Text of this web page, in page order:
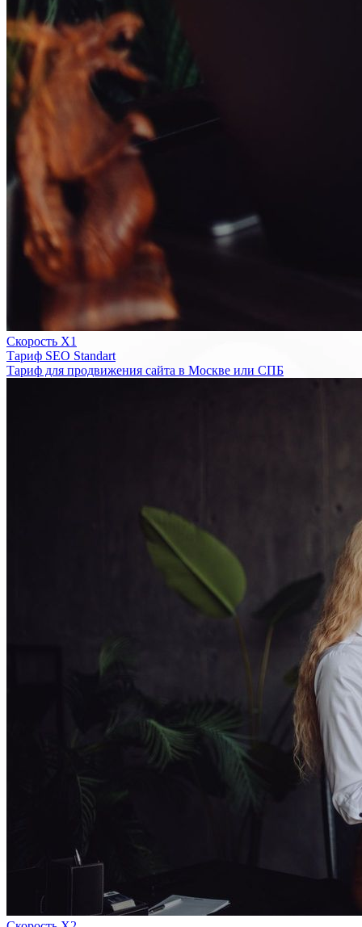
Скорость Х1
Тариф SEO Standart
Тариф для продвижения сайта в Москве или СПБ